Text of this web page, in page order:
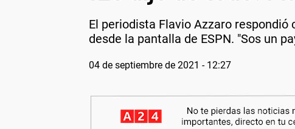
El periodista Flavio Azzaro respondió
desde la pantalla de ESPN. "Sos un
04 de septiembre de 2021 - 12:27